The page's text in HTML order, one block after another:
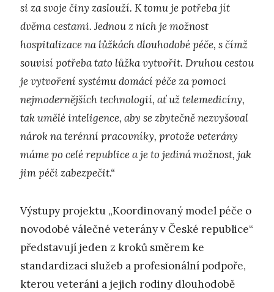
si za svoje činy zaslouží. K tomu je potřeba jít
dvěma cestami. Jednou z nich je možnost
hospitalizace na lůžkách dlouhodobé péče, s čímž
souvisí potřeba tato lůžka vytvořit. Druhou cestou
je vytvoření systému domácí péče za pomoci
nejmodernějších technologií, ať už telemedicíny,
tak umělé inteligence, aby se zbytečně nezvyšoval
nárok na terénní pracovníky, protože veterány
máme po celé republice a je to jediná možnost, jak
jim péči zabezpečit.“
Výstupy projektu „Koordinovaný model péče o
novodobé válečné veterány v České republice“
představují jeden z kroků směrem ke
standardizaci služeb a profesionální podpoře,
kterou veteráni a jejich rodiny dlouhodobě